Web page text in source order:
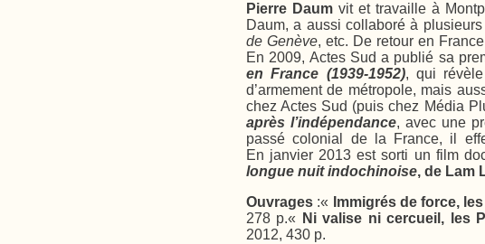
Pierre Daumvit et travaille à
Daum, a aussi collaboré à
de Genève, etc. De retour en
En 2009, Actes Sud a publié sa
en France (1939-1952), qui
d’armement de métropole, mais
chez Actes Sud (puis chez Média
après l’indépendance, avec une
passé colonial de la France, il
En janvier 2013 est sorti un film
longue nuit indochinoise, de Lam
Ouvrages :« Immigrés de force,
278 p.« Ni valise ni cercueil, les
2012, 430 p.